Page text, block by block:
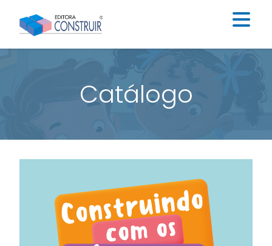
Institucional
Catálogo
Educação Infantil
Ensino Fundamental I
Blog
Contato
Catálogo